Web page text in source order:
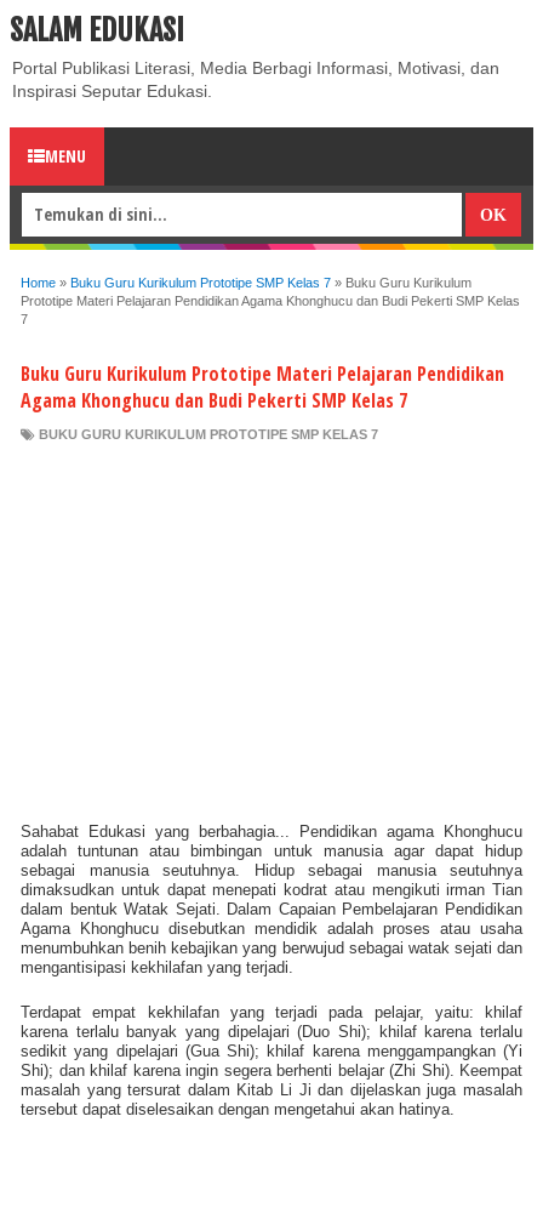
ABOUT CONTACT US
SALAM EDUKASI
Portal Publikasi Literasi, Media Berbagi Informasi, Motivasi, dan
Inspirasi Seputar Edukasi.
MENU
Home » Buku Guru Kurikulum Prototipe SMP Kelas 7 » Buku Guru Kurikulum
Prototipe Materi Pelajaran Pendidikan Agama Khonghucu dan Budi Pekerti SMP Kelas
7
Buku Guru Kurikulum Prototipe Materi Pelajaran Pendidikan
Agama Khonghucu dan Budi Pekerti SMP Kelas 7
BUKU GURU KURIKULUM PROTOTIPE SMP KELAS 7
Sahabat Edukasi yang berbahagia... Pendidikan agama Khonghucu
adalah tuntunan atau bimbingan untuk manusia agar dapat hidup
sebagai manusia seutuhnya. Hidup sebagai manusia seutuhnya
dimaksudkan untuk dapat menepati kodrat atau mengikuti irman Tian
dalam bentuk Watak Sejati. Dalam Capaian Pembelajaran Pendidikan
Agama Khonghucu disebutkan mendidik adalah proses atau usaha
menumbuhkan benih kebajikan yang berwujud sebagai watak sejati dan
mengantisipasi kekhilafan yang terjadi.
Terdapat empat kekhilafan yang terjadi pada pelajar, yaitu: khilaf
karena terlalu banyak yang dipelajari (Duo Shi); khilaf karena terlalu
sedikit yang dipelajari (Gua Shi); khilaf karena menggampangkan (Yi
Shi); dan khilaf karena ingin segera berhenti belajar (Zhi Shi). Keempat
masalah yang tersurat dalam Kitab Li Ji dan dijelaskan juga masalah
tersebut dapat diselesaikan dengan mengetahui akan hatinya.